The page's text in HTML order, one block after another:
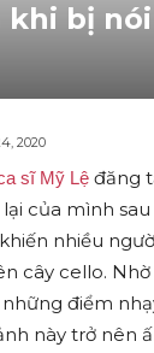
khi bị
2020
sĩ Mỹ Lệ đăng
của mình
nhiều
cây cello.
điểm
này trở nên